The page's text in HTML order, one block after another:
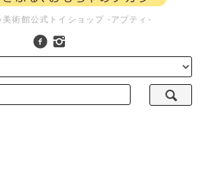
美術館公式トイショップ -アプティ-